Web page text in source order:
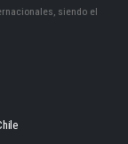
siendo el